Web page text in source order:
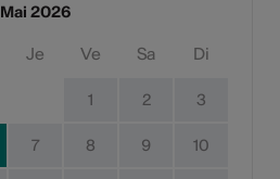
Mai 2026
Je Ve Sa Di
1 2 3
7 8 9 10